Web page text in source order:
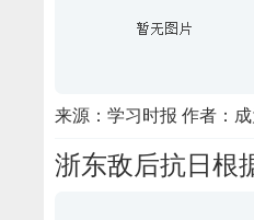
来源：学习时报 作者：
浙东敌后抗日根